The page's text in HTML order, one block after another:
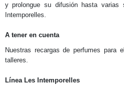
y prolongue su difusión hasta varias
Intemporelles.
A tener en cuenta
Nuestras recargas de perfumes para
talleres.
Línea Les Intemporelles